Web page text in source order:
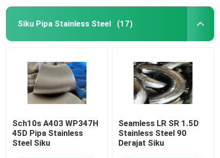
Siku Pipa Stainless Steel (17)
Sch10s A403 WP347H
45D Pipa Stainless
Steel Siku
Seamless LR SR 1.5D
Stainless Steel 90
Derajat Siku